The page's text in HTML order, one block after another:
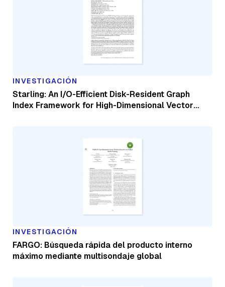
INVESTIGACIÓN
Starling: An I/O-Efficient Disk-Resident Graph
Index Framework for High-Dimensional Vector
INVESTIGACIÓN
FARGO: Búsqueda rápida del producto interno
máximo mediante multisondaje global